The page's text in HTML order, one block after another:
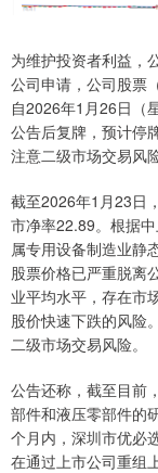
为维护投资者利益，
公司申请，公司股票
自2026年1月26日（
公告后复牌，预计停
注意二级市场交易风险
截至2026年1月23日
市净率22.89。根据
属专用设备制造业静
股票价格已严重脱离
业平均水平，存在市
股价快速下跌的风险
二级市场交易风险。
公告还称，截至目前
部件和液压零部件的
个月内，深圳市优必
在通过上市公司重组